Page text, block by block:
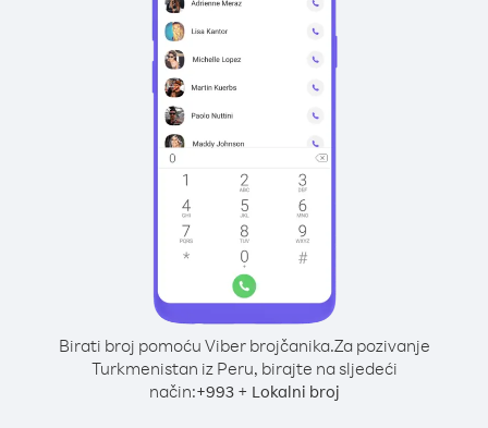
Birati broj pomoću Viber brojčanika.Za pozivanje
Turkmenistan iz Peru, birajte na sljedeći
način:+993+ Lokalni broj